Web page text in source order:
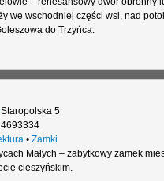
we wschodniej części wsi, nad
do Trzyńca.
Staropolska 5
• Zamki
Małych – zabytkowy zamek
cieszyńskim.